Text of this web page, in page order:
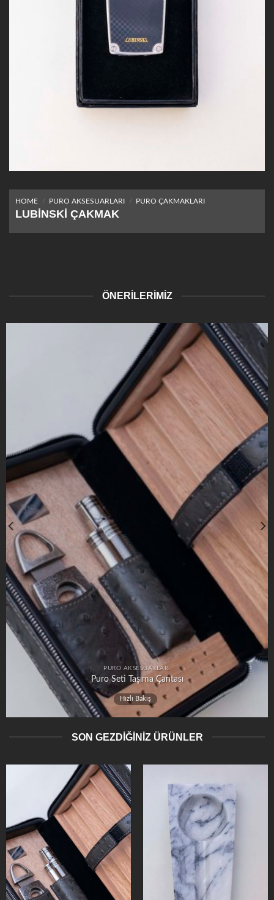
HOME / PURO AKSESUARLARI / PURO ÇAKMAKLARI
LUBINSKI ÇAKMAK
ÖNERİLERİMİZ
PURO AKSESUARLARI
Puro Seti Taşıma Çantası
Hızlı Bakış
SON GEZDİĞİNİZ ÜRÜNLER